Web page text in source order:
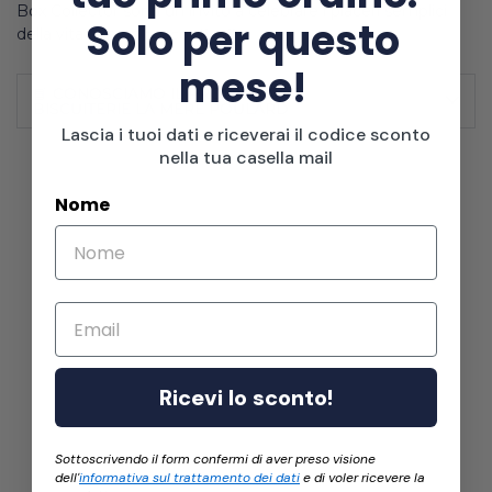
Box Collector sono un invito a celebrare i piaceri semplici
della vita con un
tocco di stile.
📘 CONOSCIAMO IL PRODUTTORE:
BISCUITERIE LA MERE POULARD
Solo per questo
mese!
Lascia i tuoi dati e riceverai il codice sconto
nella tua casella mail
Nome
Email
Ricevi lo sconto!
Sottoscrivendo il form confermi di aver preso visione
dell'informativa sul trattamento dei datie di voler ricevere la